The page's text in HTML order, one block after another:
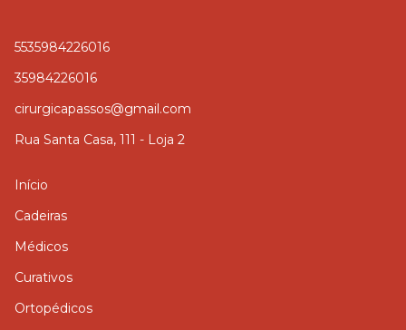
5535984226016
35984226016
cirurgicapassos@gmail.com
Rua Santa Casa, 111 - Loja 2
Início
Cadeiras
Médicos
Curativos
Ortopédicos